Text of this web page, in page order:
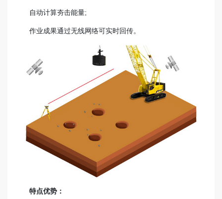
自动计算夯击能量;
作业成果通过无线网络可实时回传。
特点优势：